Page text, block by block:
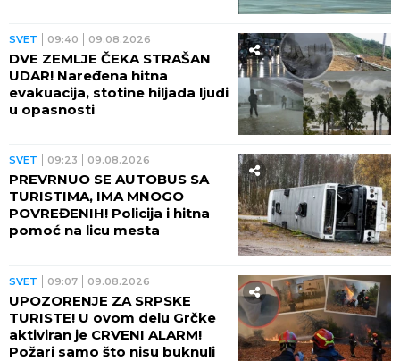
SVET 09:40 09.08.2026
DVE ZEMLJE ČEKA STRAŠAN
UDAR! Naređena hitna
evakuacija, stotine hiljada ljudi
u opasnosti
SVET 09:23 09.08.2026
PREVRNUO SE AUTOBUS SA
TURISTIMA, IMA MNOGO
POVREĐENIH! Policija i hitna
pomoć na licu mesta
SVET 09:07 09.08.2026
UPOZORENJE ZA SRPSKE
TURISTE! U ovom delu Grčke
aktiviran je CRVENI ALARM!
Požari samo što nisu buknuli